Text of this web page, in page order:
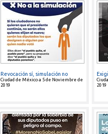
Revocación sí, simulación no
Ciudad de México a 5 de Noviembre de
2019
2019